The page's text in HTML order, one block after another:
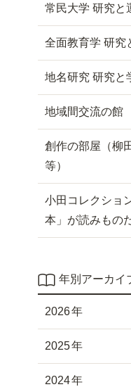
常民大学 研究と
全面教育学 研究
地名研究 研究と
地域間交流の館
創作の部屋（柳
等）
小田コレクショ
本」が読みもの
年別アーカイ
2026
2025
2024